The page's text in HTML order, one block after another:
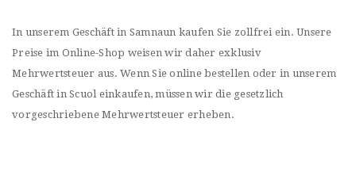
In unserem Geschäft in Samnaun kaufen Sie zollfrei ein. Unsere
Preise im Online-Shop weisen wir daher exklusiv
Mehrwertsteuer aus. Wenn Sie online bestellen oder in unserem
Geschäft in Scuol einkaufen, müssen wir die gesetzlich
vorgeschriebene Mehrwertsteuer erheben.